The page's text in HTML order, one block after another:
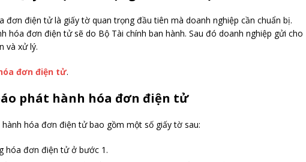
đơn điện tử là giấy tờ quan trọng đầu tiên mà doanh nghiệp cần chuẩn bị.
hóa đơn điện tử sẽ do Bộ Tài chính ban hành. Sau đó doanh nghiệp gửi cho
và xử lý.
đơn điện tử.
phát hành hóa đơn điện tử
hóa đơn điện tử bao gồm một số giấy tờ sau:
hóa đơn điện tử ở bước 1.